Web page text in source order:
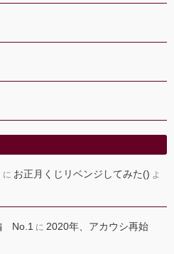
に お正月くじリベンジしてみた() よ
No.1 に 2020年、アカウシ再始